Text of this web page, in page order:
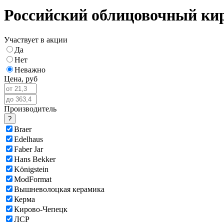
Российский облицовочный
Участвует в акции
Да
Нет
Неважно
Цена, руб
Производитель
?
Braer
Edelhaus
Faber Jar
Hans Bekker
Königstein
ModFormat
Вышневолоцкая керамика
Керма
Кирово-Чепецк
ЛСР